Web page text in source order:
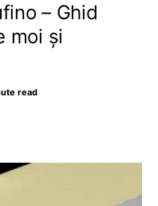
– Ghid
moi și
read